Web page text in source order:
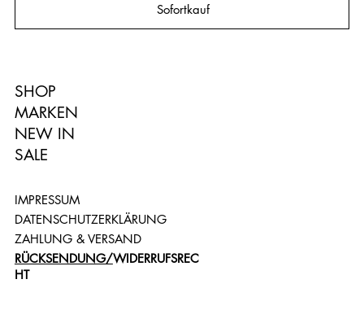
Sofortkauf
SHOP
MARKEN
NEW IN
SALE
IMPRESSUM
DATENSCHUTZERKLÄRUNG
ZAHLUNG & VERSAND
RÜCKSENDUNG/WIDERRUFSREC
HT